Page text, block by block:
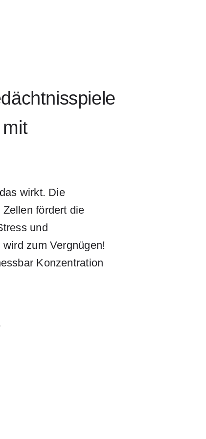
wirkt. Die
fördert die
und
zum Vergnügen!
Konzentration